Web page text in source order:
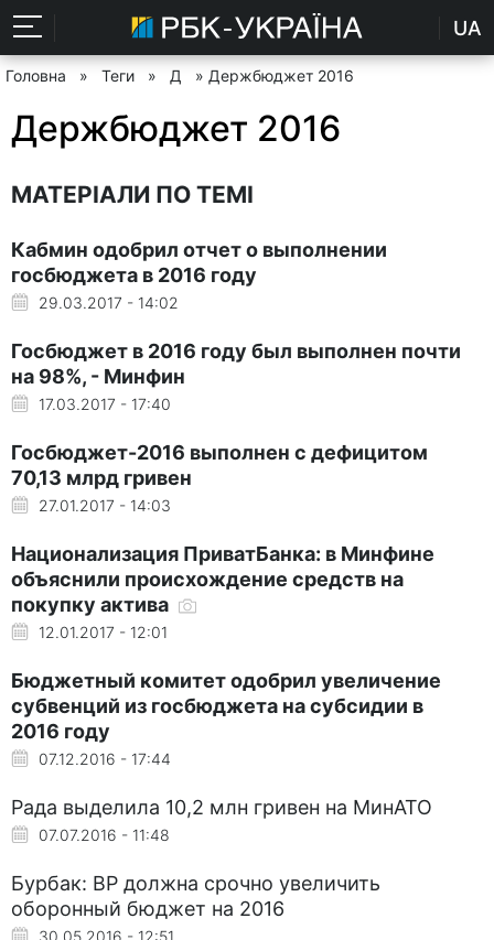
UA
Головна » Теги » Д » Держбюджет 2016
Держбюджет 2016
МАТЕРІАЛИ ПО ТЕМІ
Кабмин одобрил отчет о выполнении
госбюджета в 2016 году
29.03.2017 - 14:02
Госбюджет в 2016 году был выполнен почти
на 98%, - Минфин
17.03.2017 - 17:40
Госбюджет-2016 выполнен с дефицитом
70,13 млрд гривен
27.01.2017 - 14:03
Национализация ПриватБанка: в Минфине
объяснили происхождение средств на
покупку актива
12.01.2017 - 12:01
Бюджетный комитет одобрил увеличение
субвенций из госбюджета на субсидии в
2016 году
07.12.2016 - 17:44
Рада выделила 10,2 млн гривен на МинАТО
07.07.2016 - 11:48
Бурбак: ВР должна срочно увеличить
оборонный бюджет на 2016
30.05.2016 - 12:51